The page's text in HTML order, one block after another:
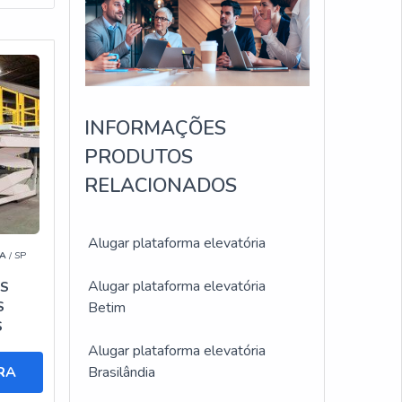
de
/ SP
INFORMAÇÕES
PRODUTOS
RELACIONADOS
Alugar plataforma elevatória
Alugar plataforma elevatória
Betim
Alugar plataforma elevatória
Brasilândia